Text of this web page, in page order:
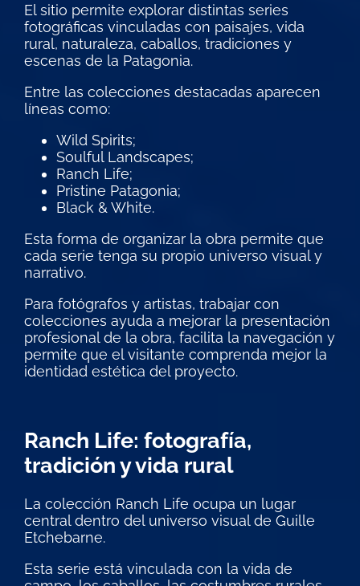
El sitio permite explorar distintas series
fotográficas vinculadas con paisajes, vida
rural, naturaleza, caballos, tradiciones y
escenas de la Patagonia.
Entre las colecciones destacadas aparecen
líneas como:
Wild Spirits;
Soulful Landscapes;
Ranch Life;
Pristine Patagonia;
Black & White.
Esta forma de organizar la obra permite que
cada serie tenga su propio universo visual y
narrativo.
Para fotógrafos y artistas, trabajar con
colecciones ayuda a mejorar la presentación
profesional de la obra, facilita la navegación y
permite que el visitante comprenda mejor la
identidad estética del proyecto.
Ranch Life: fotografía,
tradición y vida rural
La colección Ranch Life ocupa un lugar
central dentro del universo visual de Guille
Etchebarne.
Esta serie está vinculada con la vida de